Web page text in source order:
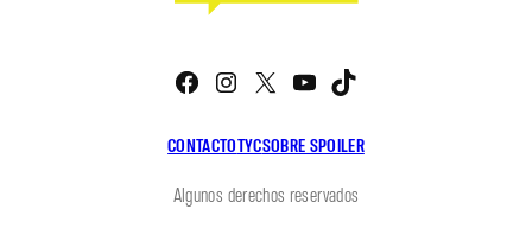
CONTACTOTYCSOBRE SPOILER
Facebook
Instagram
X YouTube
Algunos derechos reservados